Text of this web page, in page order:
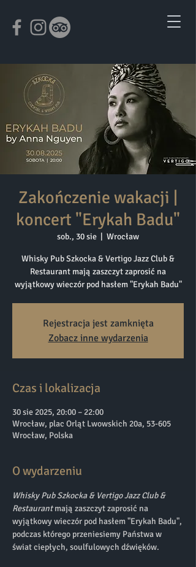
Zakończenie wakacji |
koncert "Erykah Badu"
sob., 30 sie Wrocław
Whisky Pub Szkocka & Vertigo Jazz Club &
Restaurant mają zaszczyt zaprosić na
wyjątkowy wieczór pod hasłem "Erykah Badu"
Rejestracja jest zamknięta
Zobacz inne wydarzenia
Czas i lokalizacja
30 sie 2025, 20:00 – 22:00
Wrocław, plac Orląt Lwowskich 20a, 53-605
Wrocław, Polska
O wydarzeniu
Whisky Pub Szkocka & Vertigo Jazz Club &
Restaurant mają zaszczyt zaprosić na
wyjątkowy wieczór pod hasłem "Erykah Badu",
podczas którego przeniesiemy Państwa w
świat ciepłych, soulfulowych dźwięków.